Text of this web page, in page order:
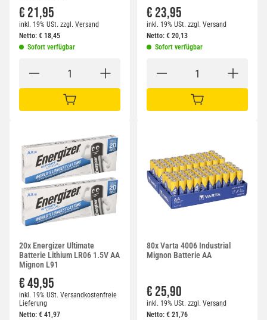
€ 21,95
inkl. 19% USt. zzgl. Versand
Netto: € 18,45
Sofort verfügbar
IN DEN WARENKORB
€ 23,95
inkl. 19% USt. zzgl. Versand
Netto: € 20,13
Sofort verfügbar
IN DEN WARENKORB
20x Energizer Ultimate
Batterie Lithium LR06 1.5V AA
Mignon L91
€ 49,95
inkl. 19% USt. Versandkostenfreie
Lieferung
Netto: € 41,97
80x Varta 4006 Industrial
Mignon Batterie AA
€ 25,90
inkl. 19% USt. zzgl. Versand
Netto: € 21,76